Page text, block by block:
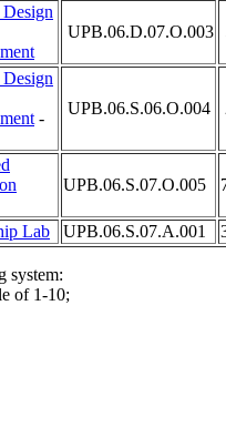
UPB.06.D.07.O.003
-
UPB.06.S.06.O.004
UPB.06.S.07.O.005
Lab UPB.06.S.07.A.001
system:
of 1-10;